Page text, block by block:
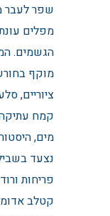
שפר לעבר
מפלים
הגשמים.
מוקף
ציוריים,
קמח
מים,
נצעד
פריחות
קטלב